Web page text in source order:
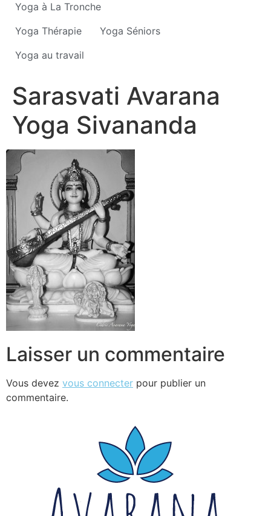
Yoga à La Tronche
Yoga Thérapie
Yoga Séniors
Yoga au travail
Sarasvati Avarana
Yoga Sivananda
Laisser un commentaire
Vous devez vous connecter pour publier un
commentaire.